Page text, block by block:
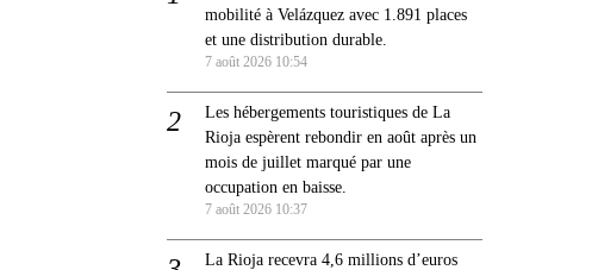
mobilité à Velázquez avec 1.891 places
et une distribution durable.
7 août 2026 10:54
Les hébergements touristiques de La
Rioja espèrent rebondir en août après un
mois de juillet marqué par une
occupation en baisse.
7 août 2026 10:37
La Rioja recevra 4,6 millions d’euros